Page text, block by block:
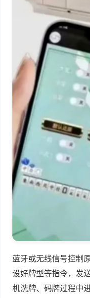
蓝牙或无线信号控制
设好牌型等指令，发
机洗牌、码牌过程中